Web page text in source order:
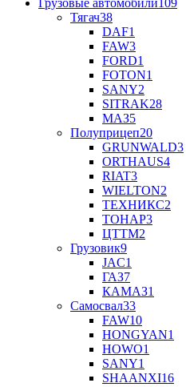
Тягач38
DAF1
FAW3
FORD1
FOTON1
SANY2
SITRAK28
МАЗ5
Полуприцеп20
GRUNWALD3
ORTHAUS4
RIAT3
WIELTON2
ТЕХНИКС2
ТОНАР3
ЦТТМ2
Грузовик9
JAC1
ГАЗ7
КАМАЗ1
Самосвал33
FAW10
HONGYAN1
HOWO1
SANY1
SHAANXI16